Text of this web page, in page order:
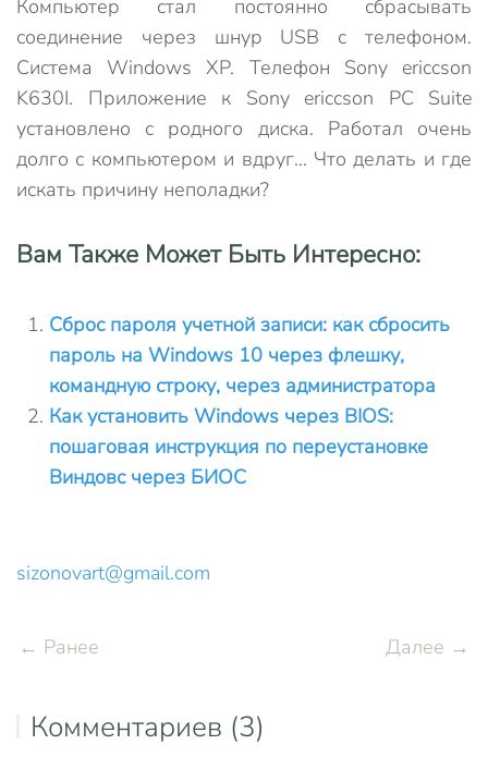
Компьютер стал постоянно сбрасывать
соединение через шнур USB с телефоном.
Система Windows XP. Телефон Sony ericcson
K630I. Приложение к Sony ericcson PC Suite
установлено с родного диска. Работал очень
долго с компьютером и вдруг… Что делать и где
искать причину неполадки?
Вам Также Может Быть Интересно:
Сброс пароля учетной записи: как сбросить
пароль на Windows 10 через флешку,
командную строку, через администратора
Как установить Windows через BIOS:
пошаговая инструкция по переустановке
Виндовс через БИОС
sizonovart@gmail.com
← Ранее Далее →
Комментариев (3)